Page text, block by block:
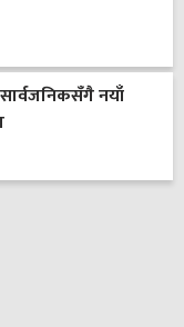
सार्वजनिकसँगै नयाँ